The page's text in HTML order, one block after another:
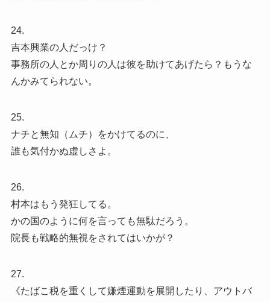
24.
吉本興業の人だっけ？
事務所の人とか周りの人は彼を助けてあげたら？もうな
んかみてられない。
25.
ナチと無知（ムチ）をかけてるのに、
誰も気付かぬ虚しさよ。
26.
村本はもう発狂してる。
かの国のように何を言っても無駄だろう。
院長も戦略的無視をされてはいかが？
27.
《たばこ税を重くして嫌煙運動を展開したり、アウトバ